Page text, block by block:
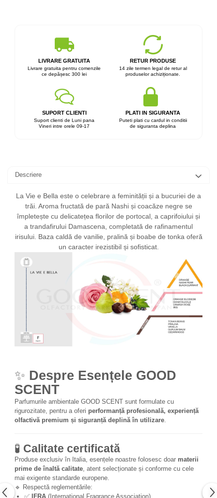
LIVRARE GRATUITA
Livrare gratuita pentru comenzile
ce depășesc 300 lei
RETUR PRODUSE
14 zile termen legal de retur al
produselor achiziționate.
SUPORT CLIENTI
Suport clienti de Luni pana
Vineri intre orele 09-17
PLATI IN SIGURANTA
Puteti plati cu cardul in conditii
de siguranta deplina
Descriere
La Vie e Bella este o celebrare a feminității și a bucuriei de a
trăi. Aroma fructată de pară Nashi și coacăze negre se
împletește cu delicatețea florilor de portocal, a caprifoiului și
a trandafirului Damascena, completată de rafinamentul
irisului. Baza caldă de vanilie, pralină și boabe de tonka oferă
un caracter irezistibil și sofisticat.
✨ Despre Esențele GOOD
SCENT
Parfumurile ambientale GOOD SCENT sunt formulate cu
rigurozitate, pentru a oferi performanță profesională, experiență
olfactivă premium și siguranță deplină în utilizare
🧪 Calitate certificată
Produse exclusiv în Italia, esențele noastre folosesc doar materii
prime de înaltă calitate , atent selecționate și conforme cu cele
mai exigente standarde europene.
🔹 Respectă reglementările:
✅ IFRA (International Fragrance Association)